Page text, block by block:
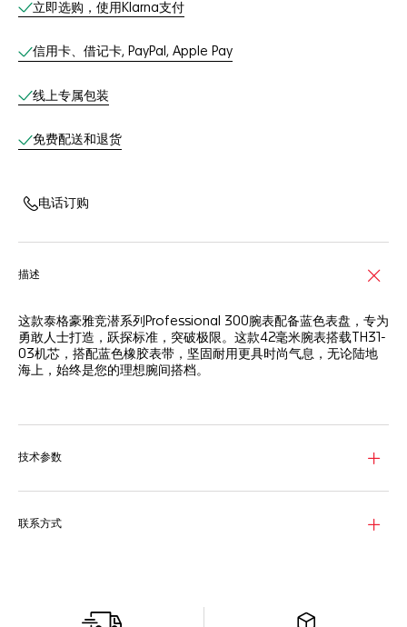
立即选购，使用Klarna支付
信用卡、借记卡, PayPal, Apple Pay
线上专属包装
免费配送和退货
电话订购
描述
这款泰格豪雅竞潜系列Professional 300腕表配备蓝色表盘，专为
勇敢人士打造，跃探标准，突破极限。这款42毫米腕表搭载TH31-
03机芯，搭配蓝色橡胶表带，坚固耐用更具时尚气息，无论陆地
海上，始终是您的理想腕间搭档。
精钢表壳搭配别致的黑色和蓝色陶瓷表圈，设有24小时刻度，采
两地时计时装置，无论您身在何处，始终精准掌控时间。
技术参数
联系方式